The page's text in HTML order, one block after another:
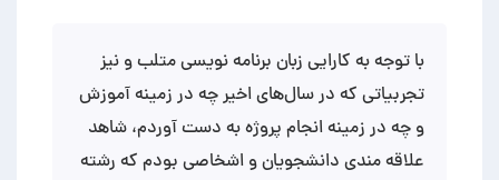
با توجه به کارایی زبان برنامه نویسی متلب و نیز
تجربیاتی که در سال‌های اخیر چه در زمینه آموزش
و چه در زمینه انجام پروژه به دست آوردم، شاهد
علاقه مندی دانشجویان و اشخاصی بودم که رشته